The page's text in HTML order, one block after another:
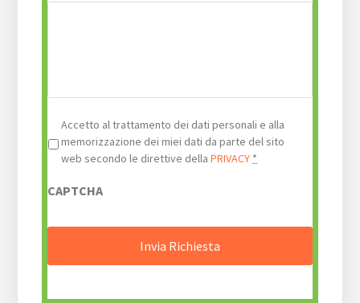
Privacy *
Accetto al trattamento dei dati personali e alla
memorizzazione dei miei dati da parte del sito
web secondo le direttive dellaPRIVACY *
CAPTCHA